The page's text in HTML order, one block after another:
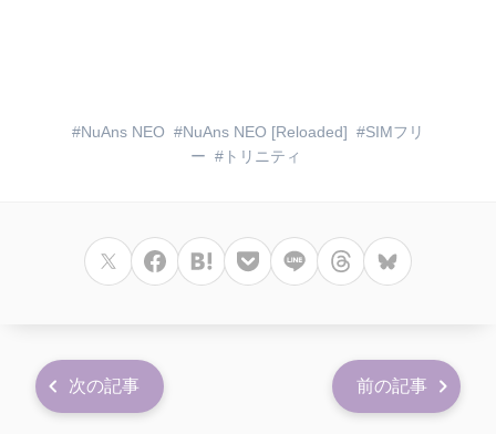
NuAns NEO NuAns NEO [Reloaded]
SIMフリ
ー
トリニティ
次の記事 前の記事